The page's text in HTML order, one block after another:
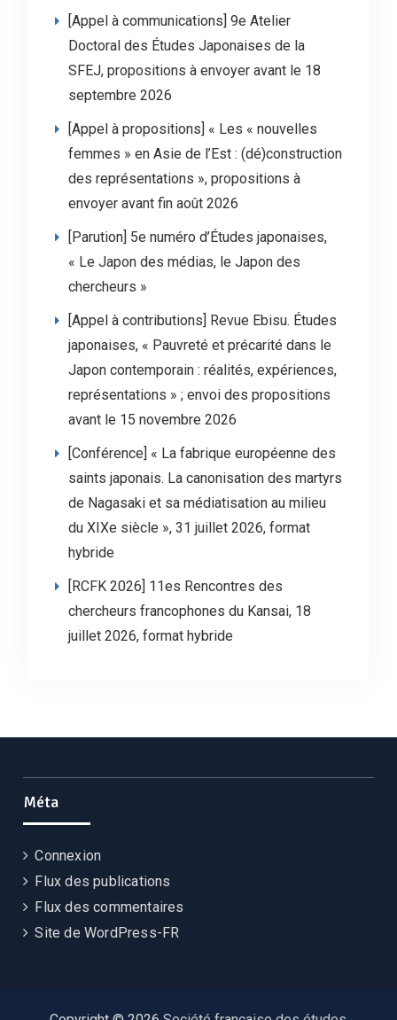
[Appel à communications] 9e Atelier
Doctoral des Études Japonaises de la
SFEJ, propositions à envoyer avant le 18
septembre 2026
[Appel à propositions] « Les « nouvelles
femmes » en Asie de l’Est : (dé)construction
des représentations », propositions à
envoyer avant fin août 2026
[Parution] 5e numéro d’Études japonaises,
« Le Japon des médias, le Japon des
chercheurs »
[Appel à contributions] Revue Ebisu. Études
japonaises, « Pauvreté et précarité dans le
Japon contemporain : réalités, expériences,
représentations » ; envoi des propositions
avant le 15 novembre 2026
[Conférence] « La fabrique européenne des
saints japonais. La canonisation des martyrs
de Nagasaki et sa médiatisation au milieu
du XIXe siècle », 31 juillet 2026, format
hybride
[RCFK 2026] 11es Rencontres des
chercheurs francophones du Kansai, 18
juillet 2026, format hybride
Méta
Connexion
Flux des publications
Flux des commentaires
Site de WordPress-FR